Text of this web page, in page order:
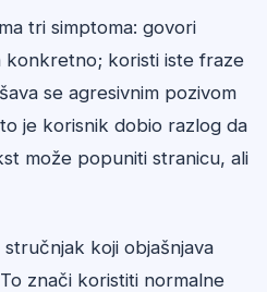
tri simptoma: govori
konkretno; koristi iste fraze
se agresivnim pozivom
je korisnik dobio razlog da
može popuniti stranicu, ali
koji objašnjava
znači koristiti normalne